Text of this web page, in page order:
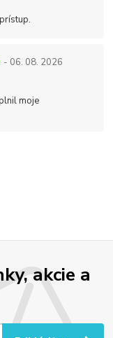
- 06. 08. 2026
moje
akcie a